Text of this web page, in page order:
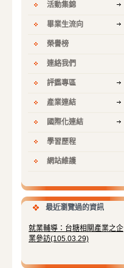
活動集錦
畢業生流向
榮譽榜
連絡我們
評鑑專區
產業連結
國際化連結
學習歷程
網站維護
最近瀏覽過的資訊
就業輔導：台糖相關產業之企
業參訪(105.03.29)